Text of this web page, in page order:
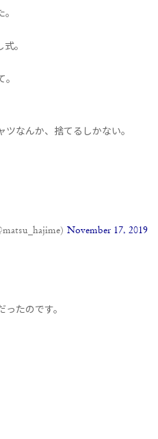
。
。
なんか、捨てるしかない。
November 17, 2019
たのです。